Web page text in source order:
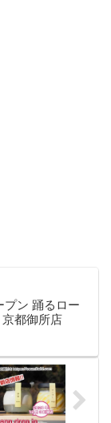
プン 踊るロー
都御所店